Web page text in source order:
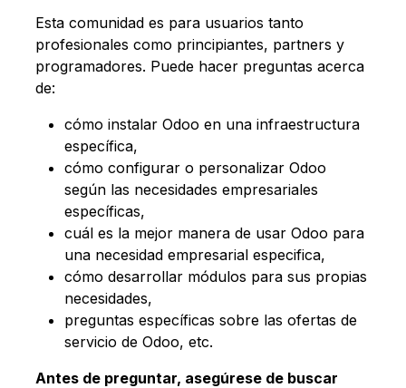
Esta comunidad es para usuarios tanto
profesionales como principiantes, partners y
programadores. Puede hacer preguntas acerca
de:
cómo instalar Odoo en una infraestructura
específica,
cómo configurar o personalizar Odoo
según las necesidades empresariales
específicas,
cuál es la mejor manera de usar Odoo para
una necesidad empresarial especifica,
cómo desarrollar módulos para sus propias
necesidades,
preguntas específicas sobre las ofertas de
servicio de Odoo, etc.
Antes de preguntar, asegúrese de buscar